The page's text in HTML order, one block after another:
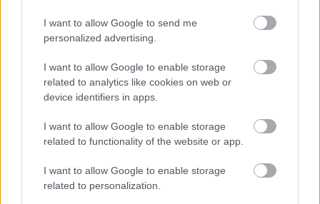
I want to allow Google to send me
personalized advertising.
I want to allow Google to enable storage
related to analytics like cookies on web or
device identifiers in apps.
I want to allow Google to enable storage
related to functionality of the website or app.
I want to allow Google to enable storage
related to personalization.
Szólj hozzá!